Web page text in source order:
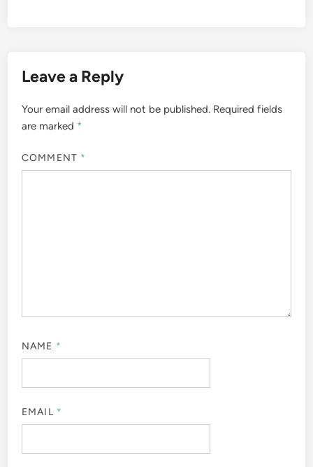
Leave a Reply
Your email address will not be published. Required fields
are marked *
COMMENT *
NAME *
EMAIL *